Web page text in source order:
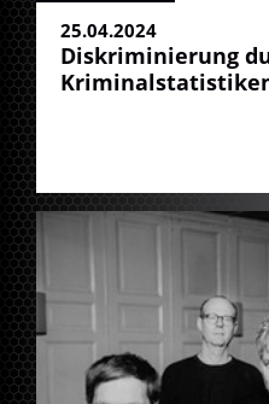
25.04.2024
Diskriminierung